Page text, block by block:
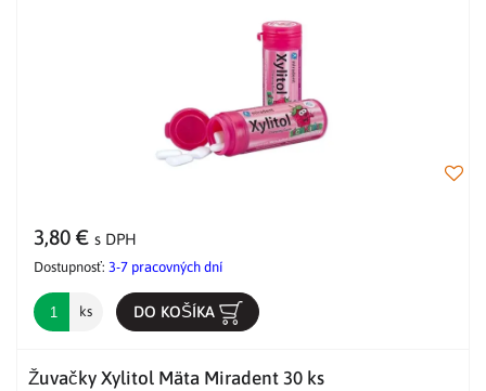
3,80 € s DPH
Dostupnosť: 3-7 pracovných dní
ks DO KOŠÍKA
Žuvačky Xylitol Mäta Miradent 30 ks